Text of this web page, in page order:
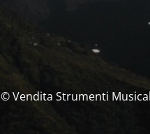
© Vendita Strumenti